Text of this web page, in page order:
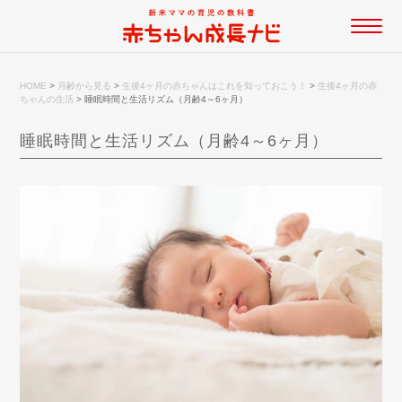
HOME > 月齢から見る >生後4ヶ月の赤ちゃんはこれを知っておこう！ >生後4ヶ月の赤
ちゃんの生活 >睡眠時間と生活リズム（月齢4～6ヶ月）
睡眠時間と生活リズム（月齢4～6ヶ月）